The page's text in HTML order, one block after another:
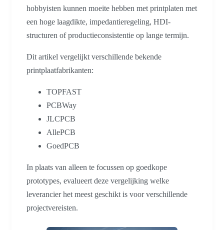
hobbyisten kunnen moeite hebben met printplaten met
een hoge laagdikte, impedantieregeling, HDI-
structuren of productieconsistentie op lange termijn.
Dit artikel vergelijkt verschillende bekende
printplaatfabrikanten:
TOPFAST
PCBWay
JLCPCB
AllePCB
GoedPCB
In plaats van alleen te focussen op goedkope
prototypes, evalueert deze vergelijking welke
leverancier het meest geschikt is voor verschillende
projectvereisten.